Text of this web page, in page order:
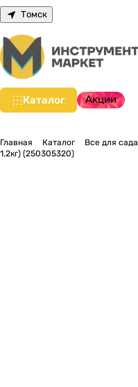
Томск
Каталог Акции
Главная Каталог Все для сада
1,2кг) (250305320)